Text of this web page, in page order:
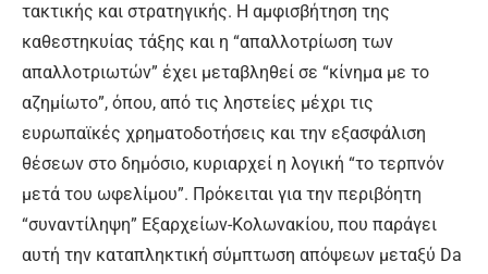
τακτικής και στρατηγικής. Η αμφισβήτηση της
καθεστηκυίας τάξης και η “απαλλοτρίωση των
απαλλοτριωτών” έχει μεταβληθεί σε “κίνημα με το
αζημίωτο”, όπου, από τις ληστείες μέχρι τις
ευρωπαϊκές χρηματοδοτήσεις και την εξασφάλιση
θέσεων στο δημόσιο, κυριαρχεί η λογική “το τερπνόν
μετά του ωφελίμου”. Πρόκειται για την περιβόητη
“συναντίληψη” Εξαρχείων-Κολωνακίου, που παράγει
αυτή την καταπληκτική σύμπτωση απόψεων μεταξύ Da